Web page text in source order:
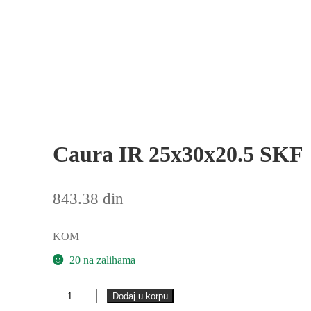
Caura IR 25x30x20.5 SKF
843.38 din
KOM
20 na zalihama
Caura
IR
Dodaj u korpu